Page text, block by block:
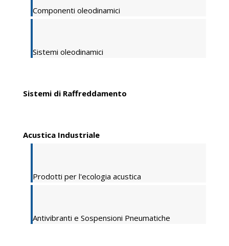
Componenti oleodinamici
Sistemi oleodinamici
Sistemi di Raffreddamento
Acustica Industriale
Prodotti per l'ecologia acustica
Antivibranti e Sospensioni Pneumatiche